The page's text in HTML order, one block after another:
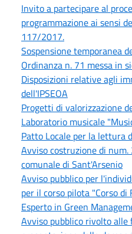
Invito a partecipare al
programmazione ai sensi
117/2017.
Sospensione temporanea
Ordinanza n. 71 messa in
Disposizioni relative agli
dell'IPSEOA
Progetti di valorizzazione
Laboratorio musicale
Patto Locale per la lettura
Avviso costruzione di
comunale di Sant'Arsenio
Avviso pubblico per
per il corso pilota "Corso di
Esperto in Green
Avviso pubblico rivolto alle